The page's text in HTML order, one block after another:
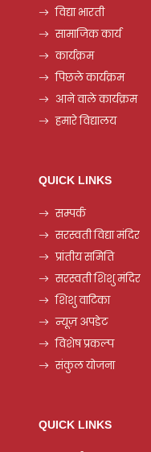
विद्या भारती
सामाजिक कार्य
कार्यक्रम
पिछले कार्यक्रम
आने वाले कार्यक्रम
हमारे विद्यालय
QUICK LINKS
सम्पर्क
सरस्वती विद्या मंदिर
प्रांतीय समिति
सरस्वती शिशु मंदिर
शिशु वाटिका
न्यूज़ अपडेट
विशेष प्रकल्प
संकुल योजना
QUICK LINKS